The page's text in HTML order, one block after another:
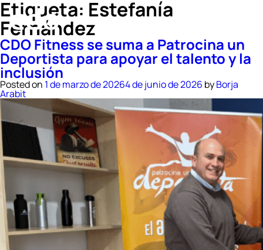
Etiqueta: Estefanía
Fernández
CDO Fitness se suma a Patrocina un
Deportista para apoyar el talento y la
inclusión
Posted on 1 de marzo de 20264 de junio de 2026 byBorja
Arabit